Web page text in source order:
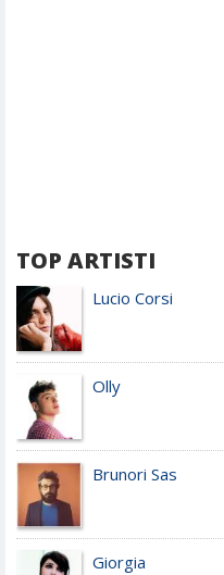
TOP ARTISTI
Lucio Corsi
Olly
Brunori Sas
Giorgia